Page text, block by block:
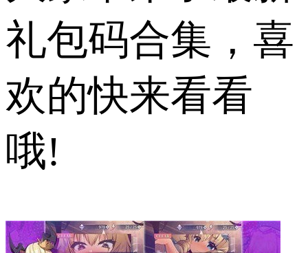
礼包码合集，喜
欢的快来看看
哦!